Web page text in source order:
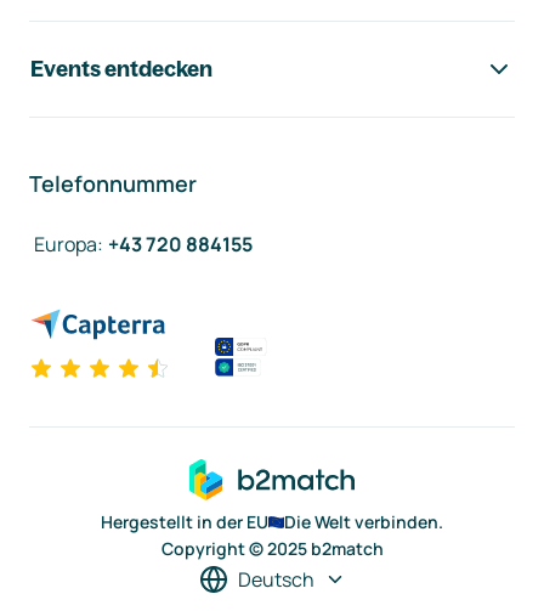
Events entdecken
Telefonnummer
Europa: +43 720 884155
Hergestellt in der EU
Die Welt verbinden.
Copyright © 2025 b2match
Deutsch